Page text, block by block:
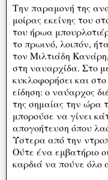
Την παραμονή της
μοίρας εκείνης του
του ήρωα
το πρωινό, λοιπόν,
τον Μιλτιάδη
στη ναυαρχίδα. Στο
κυκλοφορήσει και
είδηση: ο ναύαρχος
της σημαίας την ώρα
μπορούσε να γίνει
απογοήτευση όπου
Ύστερα από την
Ούτε ένα εμβατήριο
καρδιά να πούνε όλο